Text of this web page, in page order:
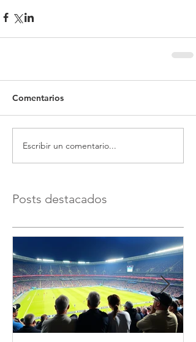
Comentarios
Escribir un comentario...
Posts destacados